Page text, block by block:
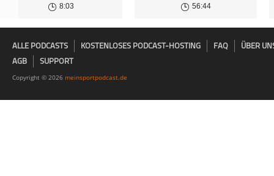
8:03 56:44
ALLE PODCASTS KOSTENLOSES PODCAST-HOSTING FAQ
ÜBER
AGB
SUPPORT
Copyright © 2026 meinsportpodcast.de